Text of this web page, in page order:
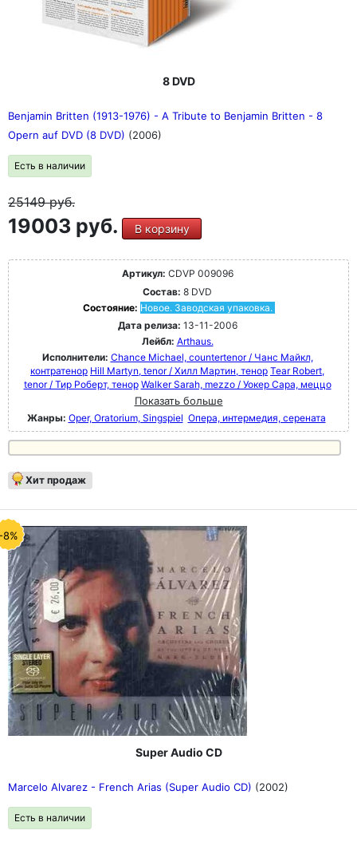
8 DVD
Benjamin Britten (1913-1976) - A Tribute to Benjamin Britten - 8
Opern auf DVD (8 DVD) (2006)
Есть в наличии
25149руб.
19003 руб. В корзину
Артикул: CDVP 009096
Состав: 8 DVD
Состояние: Новое. Заводская упаковка.
Дата релиза: 13-11-2006
Лейбл: Arthaus.
Исполнители: Chance Michael, countertenor / Чанс Майкл,
контратенор Hill Martyn, tenor / Хилл Мартин, тенор Tear Robert,
tenor / Тир Роберт, тенор Walker Sarah, mezzo / Уокер Сара, меццо
Показать больше
Жанры: Oper, Oratorium, Singspiel Опера, интермедия, серената
Хит продаж
8%
Super Audio CD
Marcelo Alvarez - French Arias (Super Audio CD) (2002)
Есть в наличии